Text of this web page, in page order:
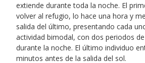
extiende durante toda la noche. El
volver al refugio, lo hace una hora y
salida del último, presentando cada
actividad bimodal, con dos periodos
durante la noche. El último individuo
minutos antes de la salida del sol.